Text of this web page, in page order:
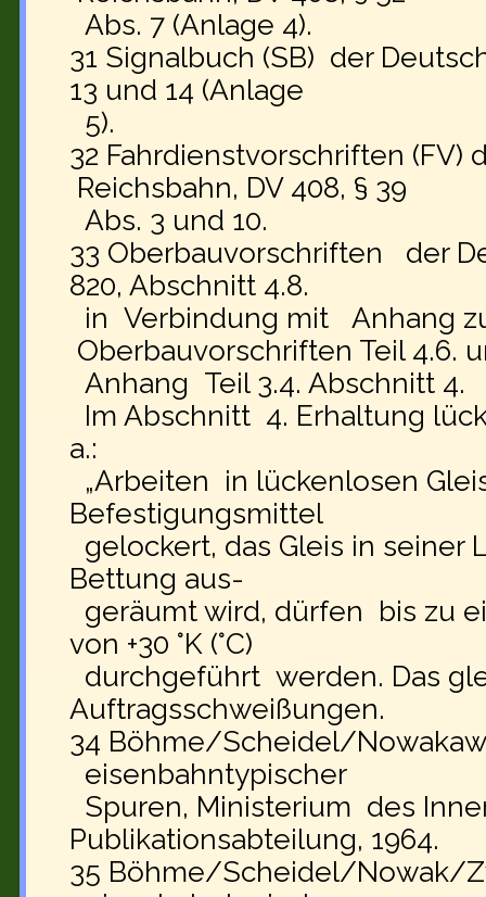
Abs. 7 (Anlage 4).
31 Signalbuch (SB) der
13 und 14 (Anlage
5).
32 Fahrdienstvorschriften (FV)
Reichsbahn, DV 408, § 39
Abs. 3 und 10.
33 Oberbauvorschriften der
820, Abschnitt 4.8.
in Verbindung mit Anhang
Oberbauvorschriften Teil 4.6.
Anhang Teil 3.4. Abschnitt 4.
Im Abschnitt 4. Erhaltung
a.:
„Arbeiten in lückenlosen
Befestigungsmittel
gelockert, das Gleis in seiner
Bettung aus-
geräumt wird, dürfen bis zu
von +30 °K (°C)
durchgeführt werden. Das
Auftragsschweißungen.
34 Böhme/Scheidel/
eisenbahntypischer
Spuren, Ministerium des
Publikationsabteilung, 1964.
35 Böhme/Scheidel/